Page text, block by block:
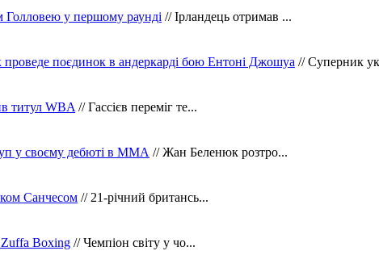
Голловею у першому раунді // Ірландець отримав ...
поєдинок в андеркарді бою Ентоні Джошуа // Суперник
титул WBA // Гассієв переміг те...
у своєму дебюті в ММА // Жан Беленюк розтро...
Санчесом // 21-річний британсь...
Zuffa Boxing // Чемпіон світу у чо...